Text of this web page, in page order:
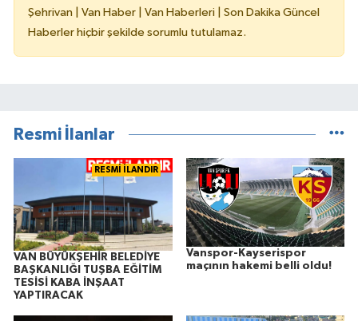
Şehrivan | Van Haber | Van Haberleri | Son Dakika Güncel
Haberler hiçbir şekilde sorumlu tutulamaz.
Resmi İlanlar
RESMİ İLANDIR
VAN BÜYÜKŞEHİR BELEDİYE
BAŞKANLIĞI TUŞBA EĞİTİM
TESİSİ KABA İNŞAAT
YAPTIRACAK
Vanspor-Kayserispor
maçının hakemi belli oldu!